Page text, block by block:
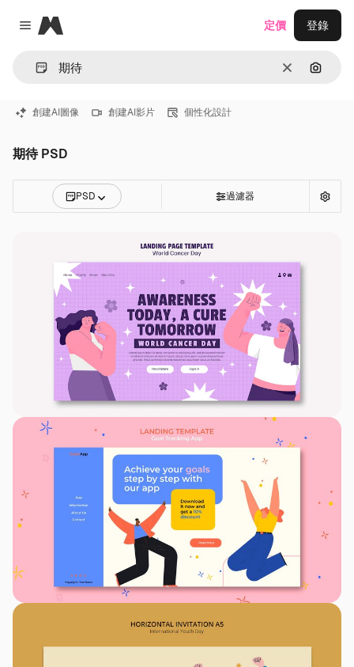
Close menu
Magnific
清除 通過圖
定價 登錄
創建AI圖像 創建AI影片 個性化設計
期待 PSD
PSD 過濾器